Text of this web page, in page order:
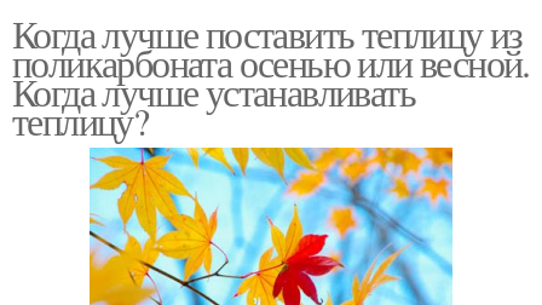
Когда лучше поставить теплицу из
поликарбоната осенью или весной.
Когда лучше устанавливать
теплицу?